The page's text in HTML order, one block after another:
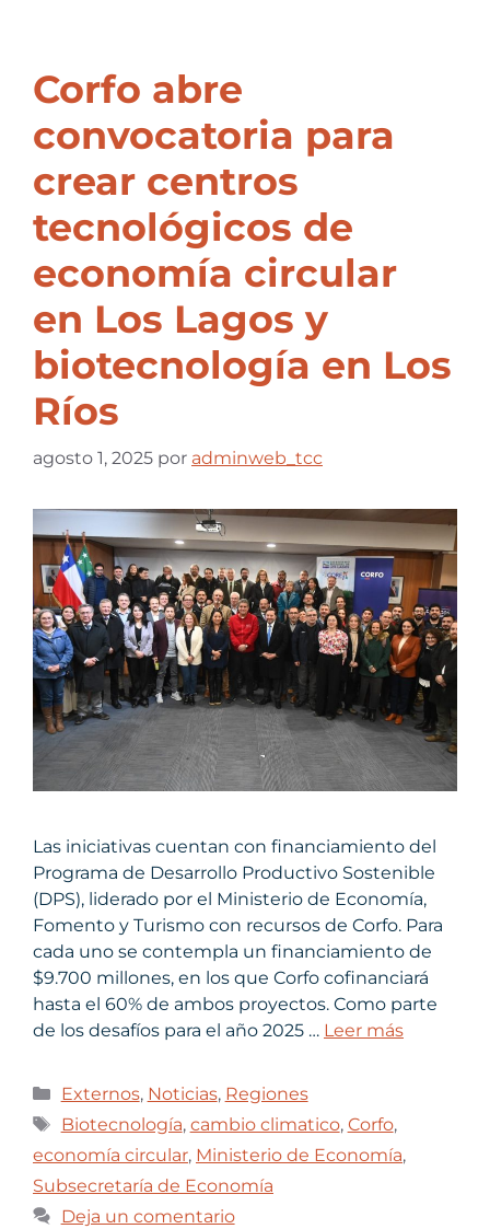
Corfo abre
convocatoria para
crear centros
tecnológicos de
economía circular
en Los Lagos y
biotecnología en Los
Ríos
agosto 1, 2025 por adminweb_tcc
Las iniciativas cuentan con financiamiento del
Programa de Desarrollo Productivo Sostenible
(DPS), liderado por el Ministerio de Economía,
Fomento y Turismo con recursos de Corfo. Para
cada uno se contempla un financiamiento de
$9.700 millones, en los que Corfo cofinanciará
hasta el 60% de ambos proyectos. Como parte
de los desafíos para el año 2025 … Leer más
Externos, Noticias, Regiones
Biotecnología, cambio climatico, Corfo,
economía circular, Ministerio de Economía,
Subsecretaría de Economía
Deja un comentario